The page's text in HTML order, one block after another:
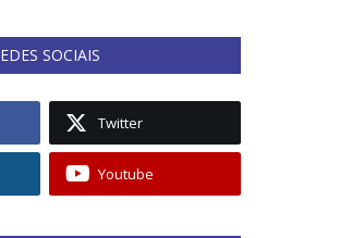
SOCIAIS
Twitter
Youtube